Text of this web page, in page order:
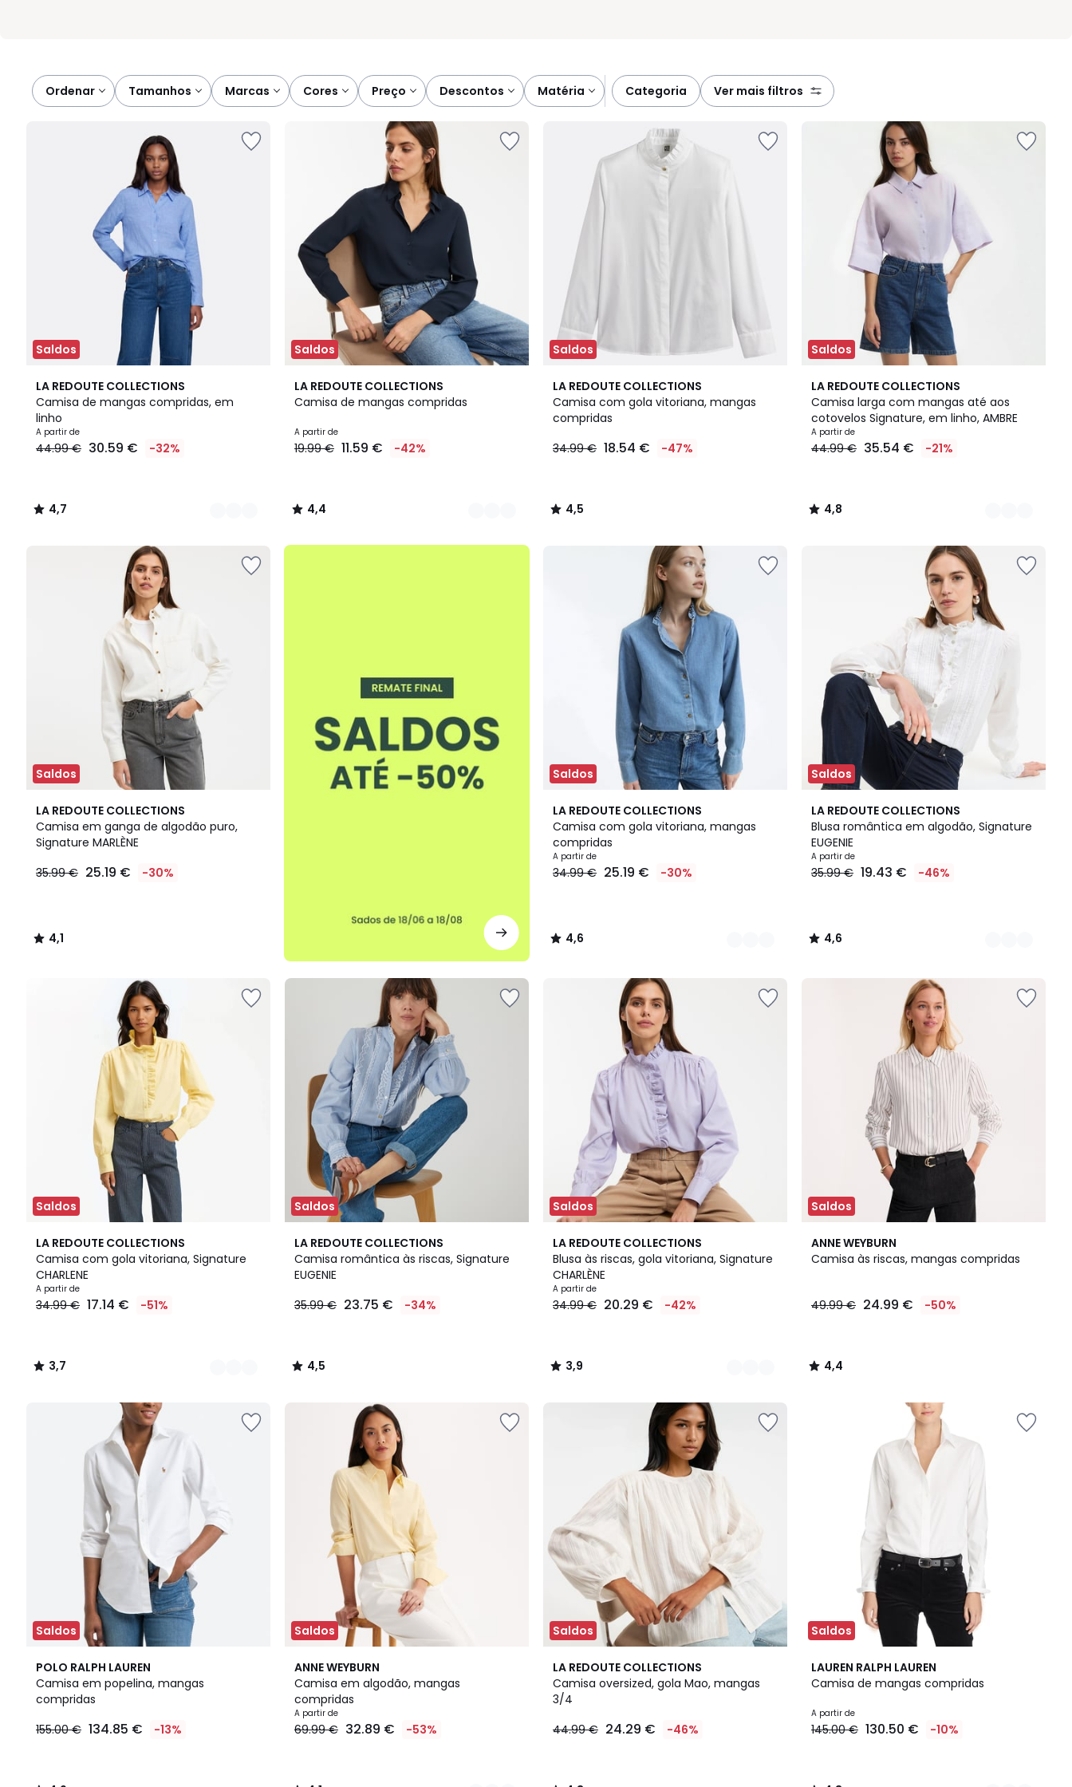
Ordenar tamanhos marcas cores preço descontos matéria categoria ver mais filtros
Saldos
LA REDOUTE COLLECTIONS
Camisa de mangas compridas, em
linho
Preço
a
€
A partir de
44.99 € 30.59 € -32%
4,7
/ 5
3
Cores
4,7
/
Saldos
LA REDOUTE COLLECTIONS
Camisa de mangas compridas
A partir de
19.99 € 11.59 € -42%
4,4
/ 5
3
Cores
4,4
/
Saldos
LA REDOUTE COLLECTIONS
Camisa com gola vitoriana, mangas
compridas
34.99 € 18.54 € -47%
4,5
/ 5
4,5
/
Saldos
LA REDOUTE COLLECTIONS
Camisa larga com mangas até aos
cotovelos Signature, em linho, AMBRE
A partir de
44.99 € 35.54 € -21%
4,8
/ 5
3
Cores
4,8
/
Saldos
LA REDOUTE COLLECTIONS
Camisa em ganga de algodão puro,
Signature MARLÈNE
35.99 € 25.19 € -30%
4,1
/ 5
4,1
/
até
Saldos
LA REDOUTE COLLECTIONS
Camisa com gola vitoriana, mangas
compridas
A partir de
34.99 € 25.19 € -30%
4,6
/ 5
3
Cores
4,6
/
Saldos
LA REDOUTE COLLECTIONS
Blusa romântica em algodão, Signature
EUGENIE
A partir de
35.99 € 19.43 € -46%
4,6
/ 5
2
Cores
4,6
/
Saldos
LA REDOUTE COLLECTIONS
Camisa com gola vitoriana, Signature
CHARLENE
A partir de
34.99 € 17.14 € -51%
3,7
/ 5
2
Cores
3,7
/
Saldos
LA REDOUTE COLLECTIONS
Camisa romântica às riscas, Signature
EUGENIE
35.99 € 23.75 € -34%
4,5
/ 5
4,5
/
Saldos
LA REDOUTE COLLECTIONS
Blusa às riscas, gola vitoriana, Signature
CHARLÈNE
A partir de
34.99 € 20.29 € -42%
3,9
/ 5
2
Cores
3,9
/
Saldos
ANNE WEYBURN
Camisa às riscas, mangas compridas
49.99 € 24.99 € -50%
4,4
/ 5
4,4
/
Saldos
POLO RALPH LAUREN
Camisa em popelina, mangas
compridas
155.00 € 134.85 € -13%
4,9
/ 5
Saldos
ANNE WEYBURN
Camisa em algodão, mangas
compridas
A partir de
69.99 € 32.89 € -53%
4,1
/ 5
2
Cores
Saldos
LA REDOUTE COLLECTIONS
Camisa oversized, gola Mao, mangas
3/4
44.99 € 24.29 € -46%
4,3
/ 5
Saldos
LAUREN RALPH LAUREN
Camisa de mangas compridas
A partir de
145.00 € 130.50 € -10%
4,3
/ 5
2
Cores